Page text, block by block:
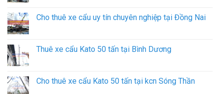
Cho thuê xe cẩu uy tín chuyên nghiệp tại Đồng Nai
Thuê xe cẩu Kato 50 tấn tại Bình Dương
Cho thuê xe cẩu Kato 50 tấn tại kcn Sóng Thần